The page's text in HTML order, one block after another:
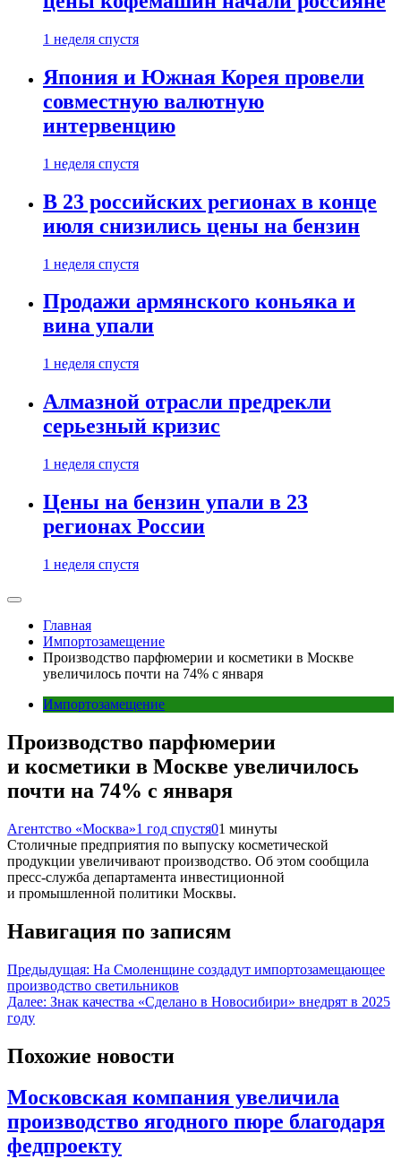
1 неделя спустя
Япония и Южная Корея провели
совместную валютную
интервенцию
1 неделя спустя
В 23 российских регионах в конце
июля снизились цены на бензин
1 неделя спустя
Продажи армянского коньяка и
вина упали
1 неделя спустя
Алмазной отрасли предрекли
серьезный кризис
1 неделя спустя
Цены на бензин упали в 23
регионах России
1 неделя спустя
Главная
Импортозамещение
Производство парфюмерии и косметики в Москве
увеличилось почти на 74% с января
Импортозамещение
Производство парфюмерии
и косметики в Москве увеличилось
почти на 74% с января
Агентство «Москва»1 год спустя01 минуты
Столичные предприятия по выпуску косметической
продукции увеличивают производство. Об этом сообщила
пресс-служба департамента инвестиционной
и промышленной политики Москвы.
Навигация по записям
Предыдущая: На Смоленщине создадут импортозамещающее
производство светильников
Далее: Знак качества «Сделано в Новосибири» внедрят в 2025
году
Похожие новости
Московская компания увеличила
производство ягодного пюре благодаря
федпроекту